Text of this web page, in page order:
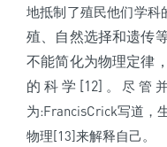
地抵制了殖民他们学科
殖、自然选择和遗传
不能简化为物理定律
的科学[12] 。尽管
为:FrancisCrick写道，
物理[13]来解释自己。